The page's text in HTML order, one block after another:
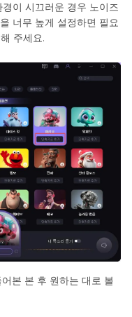
이 시끄러운 경우 노이즈
너무 높게 설정하면 필요
주세요.
본 본 후 원하는 대로 볼